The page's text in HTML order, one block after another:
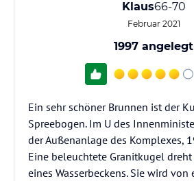
Klaus66-70
Februar 2021
1997 angelegt
Ein sehr schöner Brunnen ist der
Spreebogen. Im U des
der Außenanlage des Komplexes,
Eine beleuchtete Granitkugel
eines Wasserbeckens. Sie wird von